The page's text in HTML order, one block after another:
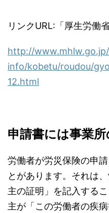
リンクURL:「厚生労働
http://
info/kobetu/roudou/
12.html
申請書には事業
労働者が労災保険の申
とがあります。それは
主の証明」を記入する
主が「この労働者の疾